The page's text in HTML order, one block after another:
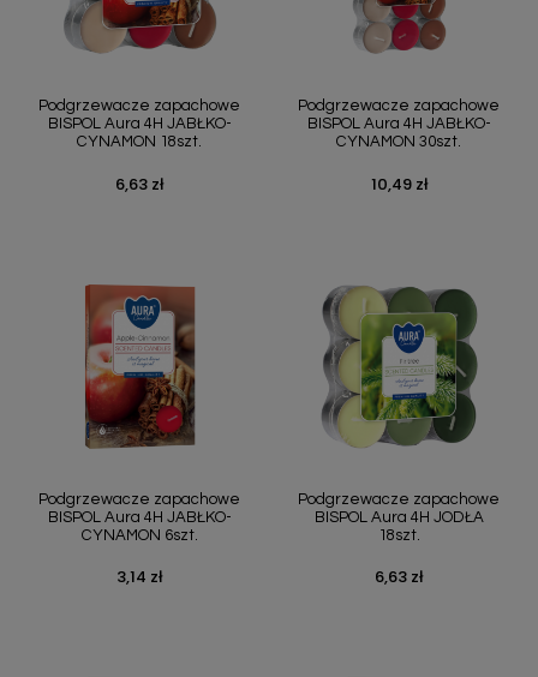
Podgrzewacze zapachowe
BISPOL Aura 4H JABŁKO-
CYNAMON 18szt.
Cena
6,63 zł
Podgrzewacze zapachowe
BISPOL Aura 4H JABŁKO-
CYNAMON 30szt.
Cena
10,49 zł
Podgrzewacze zapachowe
BISPOL Aura 4H JABŁKO-
CYNAMON 6szt.
Cena
3,14 zł
Podgrzewacze zapachowe
BISPOL Aura 4H JODŁA
18szt.
Cena
6,63 zł